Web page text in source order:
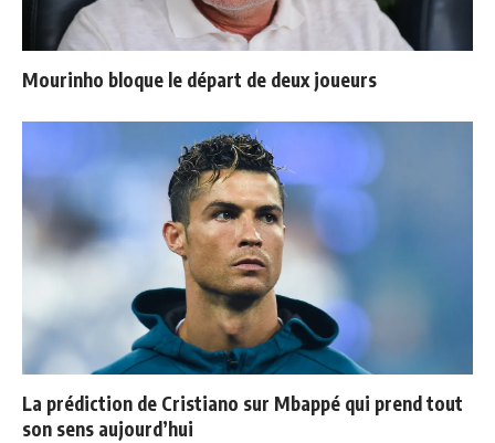
Mourinho bloque le départ de deux joueurs
La prédiction de Cristiano sur Mbappé qui prend tout
son sens aujourd’hui